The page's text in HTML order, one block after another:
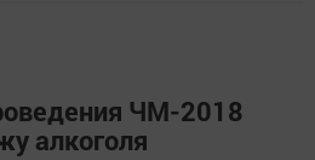
ЧМ-2018
алкоголя